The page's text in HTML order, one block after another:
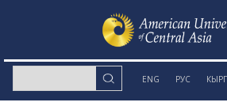
ENG РУС КЫРГ